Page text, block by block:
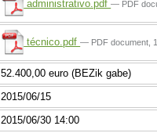
administrativo.pdf— PDF
técnico.pdf— PDF document,
52.400,00 euro (BEZik gabe)
2015/06/15
2015/06/30 14:00